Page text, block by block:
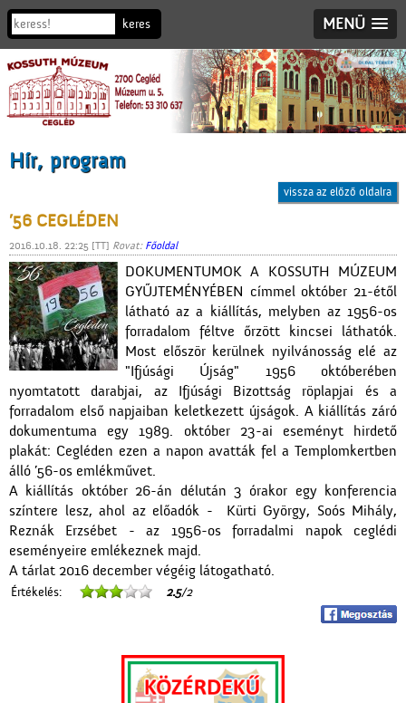
MENÜ
Hír, program
vissza az előző oldalra
’56 CEGLÉDEN
2016.10.18. 22:25 [TT] Rovat: Főoldal
DOKUMENTUMOK A KOSSUTH MÚZEUM
GYŰJTEMÉNYÉBEN címmel október 21-étől
látható az a kiállítás, melyben az 1956-os
forradalom féltve őrzött kincsei láthatók.
Most először kerülnek nyilvánosság elé az
"Ifjúsági Újság" 1956 októberében
nyomtatott darabjai, az Ifjúsági Bizottság röplapjai és a
forradalom első napjaiban keletkezett újságok. A kiállítás záró
dokumentuma egy 1989. október 23-ai eseményt hirdető
plakát: Cegléden ezen a napon avatták fel a Templomkertben
álló ’56-os emlékművet.
A kiállítás október 26-án délután 3 órakor egy konferencia
színtere lesz, ahol az előadók - Kürti György, Soós Mihály,
Reznák Erzsébet - az 1956-os forradalmi napok ceglédi
eseményeire emlékeznek majd.
A tárlat 2016 december végéig látogatható.
Értékelés: 2.5/2